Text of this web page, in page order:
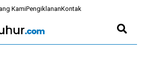
KamiPengiklananKontak